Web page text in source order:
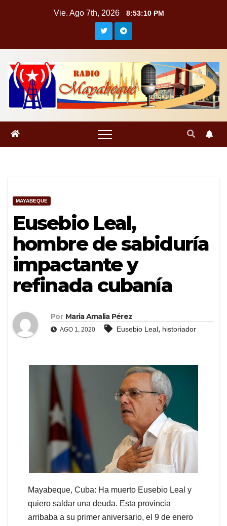
Vie. Ago 7th, 2026 8:53:10 PM
MAYABEQUE
Eusebio Leal,
hombre de sabiduría
impactante y
refinada cubanía
Por Maria Amalia Pérez
AGO 1, 2020 Eusebio Leal, historiador
Mayabeque, Cuba: Ha muerto Eusebio Leal y
quiero saldar una deuda. Esta provincia
arribaba a su primer aniversario, el 9 de enero